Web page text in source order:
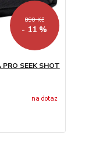
890 Kč
- 11 %
SEEK SHOT
na dotaz